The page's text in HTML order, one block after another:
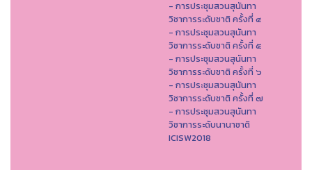
- การประชุมสวนสุนันทา
วิชาการระดับชาติ ครั้งที่ ๔
- การประชุมสวนสุนันทา
วิชาการระดับชาติ ครั้งที่ ๕
- การประชุมสวนสุนันทา
วิชาการระดับชาติ ครั้งที่ ๖
- การประชุมสวนสุนันทา
วิชาการระดับชาติ ครั้งที่ ๗
- การประชุมสวนสุนันทา
วิชาการระดับนานาชาติ
ICISW2018